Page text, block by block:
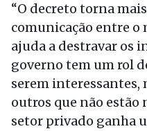
“O decreto torna
comunicação entre o
ajuda a destravar os
governo tem um rol
serem interessantes,
outros que não estão
setor privado ganha